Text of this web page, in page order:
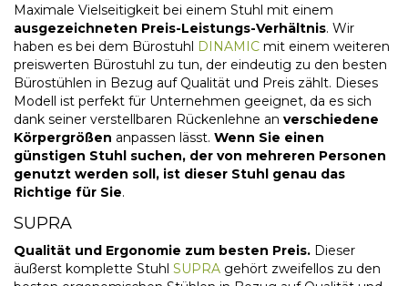
Maximale Vielseitigkeit bei einem Stuhl mit einem
ausgezeichneten Preis-Leistungs-Verhältnis. Wir
haben es bei dem Bürostuhl DINAMIC mit einem weiteren
preiswerten Bürostuhl zu tun, der eindeutig zu den besten
Bürostühlen in Bezug auf Qualität und Preis zählt. Dieses
Modell ist perfekt für Unternehmen geeignet, da es sich
dank seiner verstellbaren Rückenlehne an verschiedene
Körpergrößen anpassen lässt. Wenn Sie einen
günstigen Stuhl suchen, der von mehreren Personen
genutzt werden soll, ist dieser Stuhl genau das
Richtige für Sie.
SUPRA
Qualität und Ergonomie zum besten Preis. Dieser
äußerst komplette Stuhl SUPRA gehört zweifellos zu den